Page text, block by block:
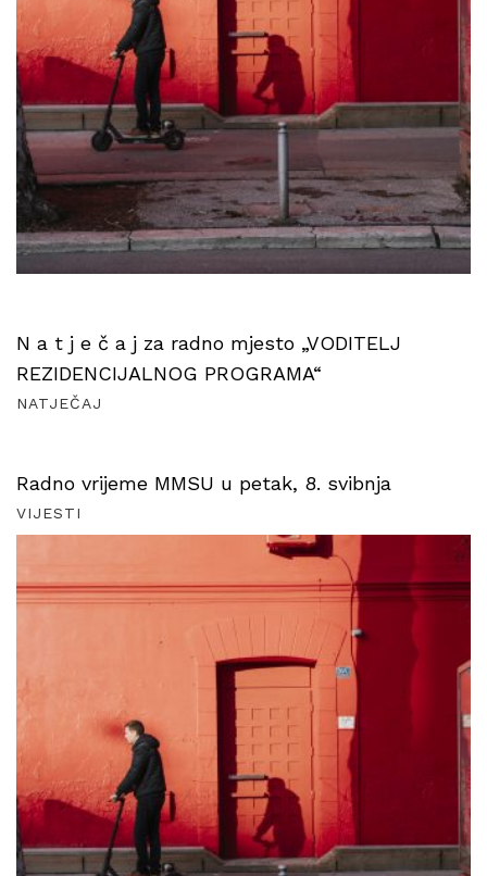
N a t j e č a j za radno mjesto „VODITELJ
REZIDENCIJALNOG PROGRAMA“
NATJEČAJ
Radno vrijeme MMSU u petak, 8. svibnja
VIJESTI